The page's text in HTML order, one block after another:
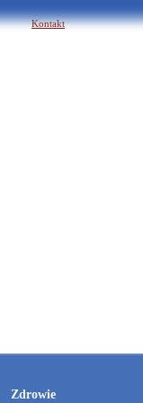
Kontakt
Zdrowie